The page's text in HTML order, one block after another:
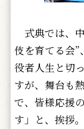
式典では、
伎を育てる会”
役者人生と切
すが、舞台も
で、皆様応援
す」と、挨拶